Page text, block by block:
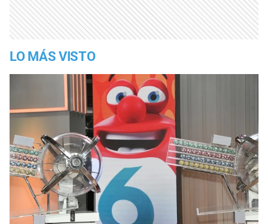
LO MÁS VISTO